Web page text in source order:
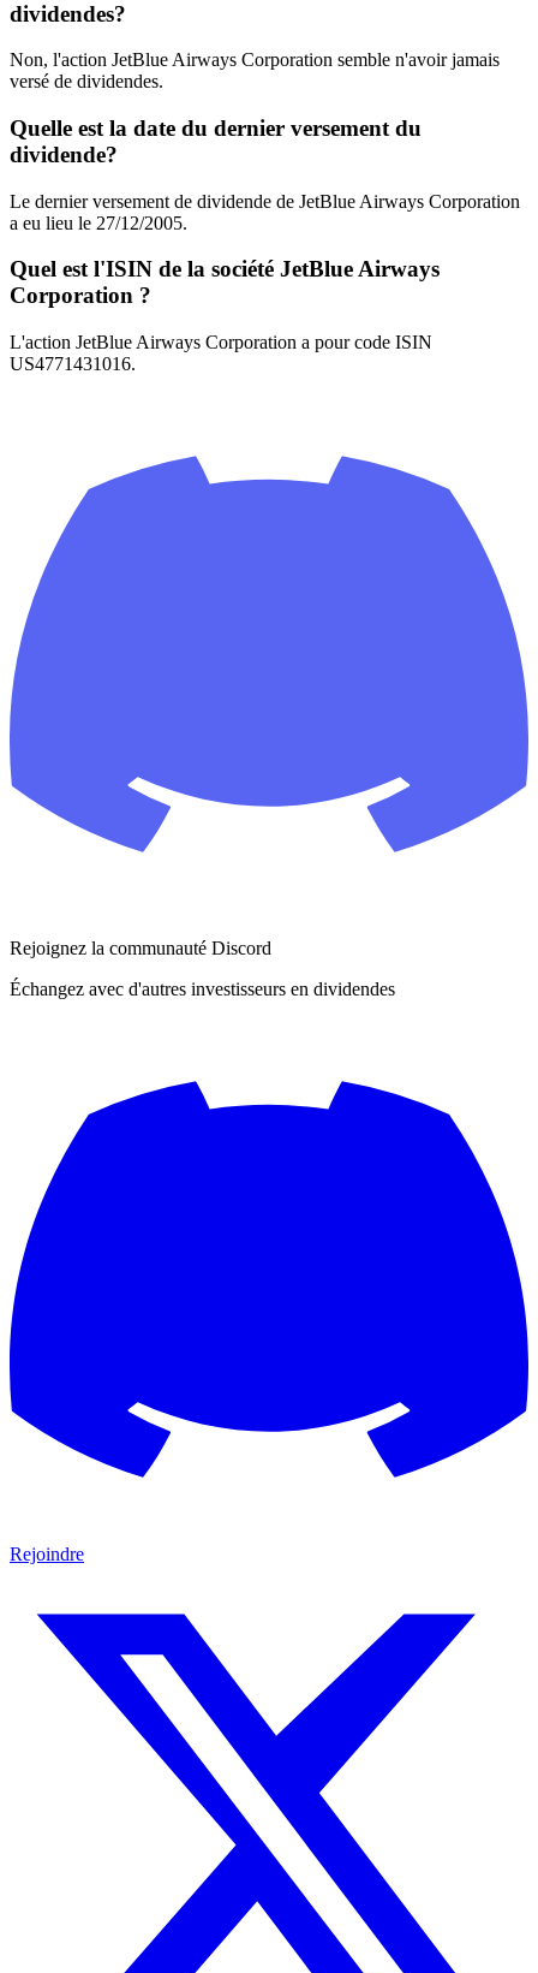
dividendes?
Non, l'action JetBlue Airways Corporation semble n'avoir jamais
versé de dividendes.
Quelle est la date du dernier versement du
dividende?
Le dernier versement de dividende de JetBlue Airways Corporation
a eu lieu le 27/12/2005.
Quel est l'ISIN de la société JetBlue Airways
Corporation ?
L'action JetBlue Airways Corporation a pour code ISIN
US4771431016.
Rejoignez la communauté Discord
Échangez avec d'autres investisseurs en dividendes
Rejoindre